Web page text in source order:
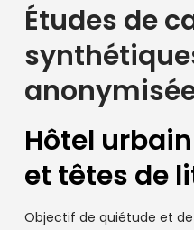
Études de
Hôtel
et têtes de
Objectif de quiétude et de